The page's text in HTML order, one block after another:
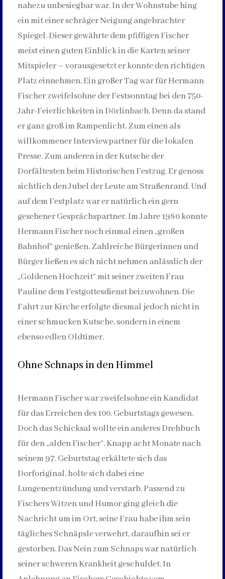
nahezu unbesiegbar war. In der Wohnstube hing
ein mit einer schräger Neigung angebrachter
Spiegel. Dieser gewährte dem pfiffigen Fischer
meist einen guten Einblick in die Karten seiner
Mitspieler – vorausgesetzt er konnte den richtigen
Platz einnehmen. Ein großer Tag war für Hermann
Fischer zweifelsohne der Festsonntag bei den 750-
Jahr-Feierlichkeiten in Dörlinbach. Denn da stand
er ganz groß im Rampenlicht. Zum einen als
willkommener Interviewpartner für die lokalen
Presse. Zum anderen in der Kutsche der
Dorfältesten beim Historischen Festzug. Er genoss
sichtlich den Jubel der Leute am Straßenrand. Und
auf dem Festplatz war er natürlich ein gern
gesehener Gesprächspartner. Im Jahre 1980 konnte
Hermann Fischer noch einmal einen „großen
Bahnhof“ genießen. Zahlreiche Bürgerinnen und
Bürger ließen es sich nicht nehmen anlässlich der
„Goldenen Hochzeit“ mit seiner zweiten Frau
Pauline dem Festgottesdienst beizuwohnen. Die
Fahrt zur Kirche erfolgte diesmal jedoch nicht in
einer schmucken Kutsche, sondern in einem
ebenso edlen Oldtimer.
Ohne Schnaps in den Himmel
Hermann Fischer war zweifelsohne ein Kandidat
für das Erreichen des 100. Geburtstags gewesen.
Doch das Schicksal wollte ein anderes Drehbuch
für den „alden Fischer“. Knapp acht Monate nach
seinem 97. Geburtstag erkältete sich das
Dorforiginal, holte sich dabei eine
Lungenentzündung und verstarb. Passend zu
Fischers Witzen und Humor ging gleich die
Nachricht um im Ort, seine Frau habe ihm sein
tägliches Schnäpsle verwehrt, daraufhin sei er
gestorben. Das Nein zum Schnaps war natürlich
seiner schweren Krankheit geschuldet. In